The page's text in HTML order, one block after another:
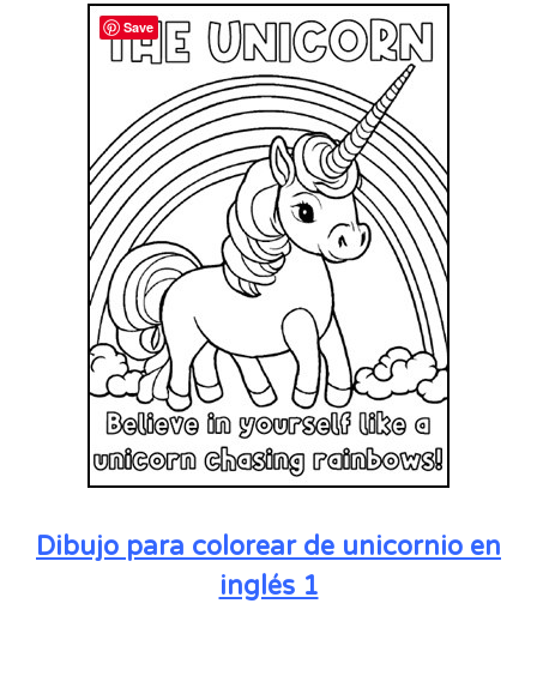
Dibujo para colorear de unicornio en
inglés 1
Save